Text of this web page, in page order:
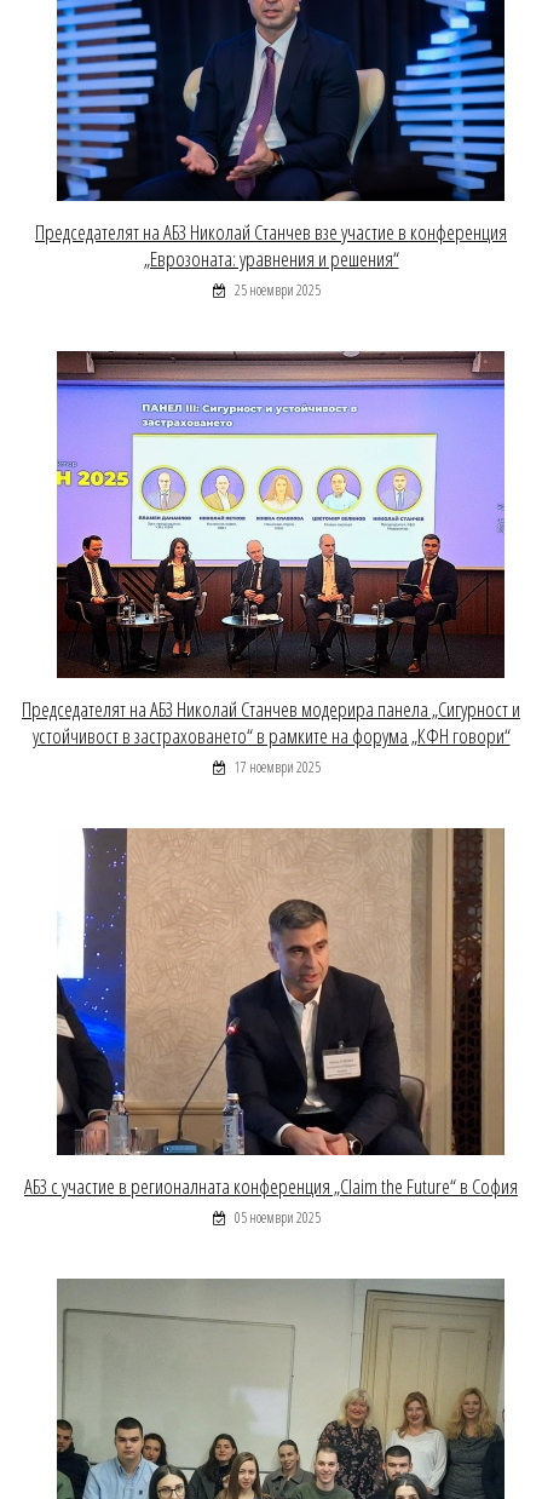
Председателят на АБЗ Николай Станчев взе участие в конференция
„Еврозоната: уравнения и решения“
25 ноември 2025
Председателят на АБЗ Николай Станчев модерира панела „Сигурност и
устойчивост в застраховането“ в рамките на форума „КФН говори“
17 ноември 2025
АБЗ с участие в регионалната конференция „Claim the Future“ в София
05 ноември 2025